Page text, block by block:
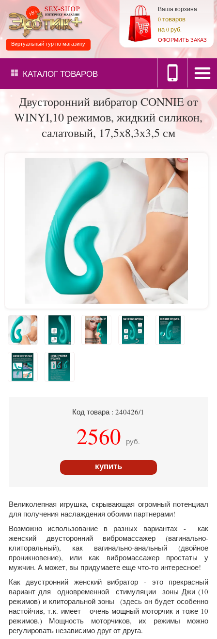
Ваша корзина
0товаров
на0 руб.
ОФОРМИТЬ ЗАКАЗ
Виртуальный тур по магазину
КАТАЛОГТОВАРОВ
Двусторонний вибратор CONNIE от
WINYI,10 режимов, жидкий силикон,
салатовый, 17,5х8,3х3,5 см
Код товара : 240426/1
2560 руб.
купить
Великолепная игрушка, скрывающая огромный потенциал
для получения наслаждения обоими партнерами!
Возможно использование в разных вариантах - как
женский двусторонний вибромассажер (вагинально-
клиторальный), как вагинально-анальный (двойное
проникновение), или как вибромассажер простаты у
мужчин. А может, вы придумаете еще что-то интересное!
Как двустронний женский вибратор - это прекрасный
вариант для одновременной стимуляции зоны Джи (10
режимов) и клиторальной зоны (здесь он будет особенно
настойчив, т.к. имеет очень мощный моторчик и тоже 10
режимов.) Мощность моторчиков, их режимы можно
регулировать независимо друг от друга.